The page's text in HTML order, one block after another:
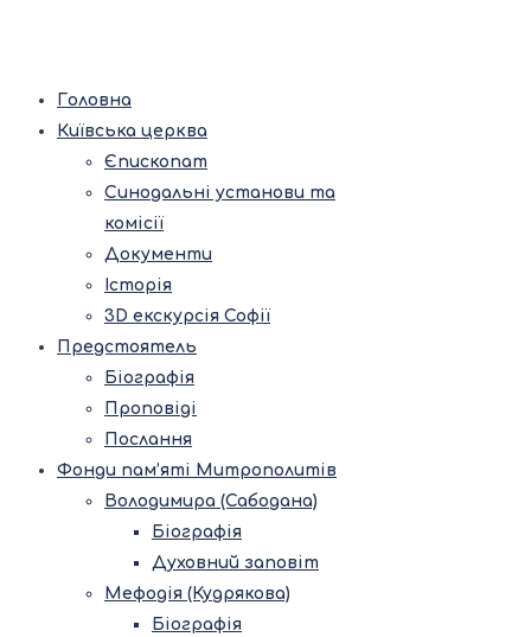
Головна
Київська церква
Єпископат
Синодальні установи та
комісії
Документи
Історія
3D екскурсія Софії
Предстоятель
Біографія
Проповіді
Послання
Фонди пам’яті Митрополитів
Володимира (Сабодана)
Біографія
Духовний заповіт
Мефодія (Кудрякова)
Біографія